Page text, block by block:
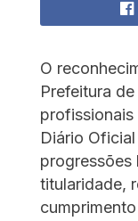
O
Prefeitura
Diário
progressões
titularidade,